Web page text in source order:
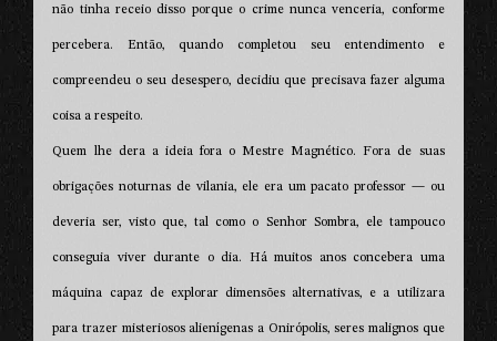
não tinha receio disso porque o crime nunca venceria, conforme
percebera. Então, quando completou seu entendimento e
compreendeu o seu desespero, decidiu que precisava fazer alguma
coisa a respeito.
Quem lhe dera a ideia fora o Mestre Magnético. Fora de suas
obrigações noturnas de vilania, ele era um pacato professor — ou
deveria ser, visto que, tal como o Senhor Sombra, ele tampouco
conseguia viver durante o dia. Há muitos anos concebera uma
máquina capaz de explorar dimensões alternativas, e a utilizara
para trazer misteriosos alienígenas a Onirópolis, seres malignos que